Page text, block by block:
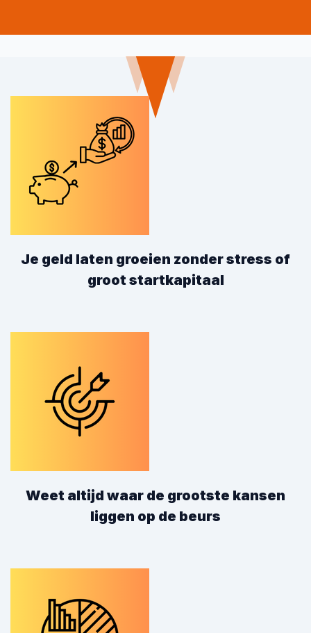
Je geld laten groeien zonder stress of
groot startkapitaal
Weet altijd waar de grootste kansen
liggen op de beurs